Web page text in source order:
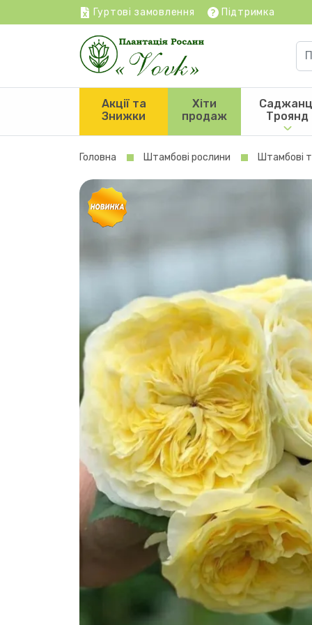
Гуртові замовлення Підтримка
Акції та
Знижки
Хіти
продаж
Троянд
Головна Штамбові рослини Штамбові